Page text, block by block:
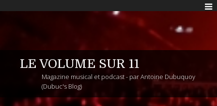
LE VOLUME SUR 11
Magazine musical et podcast - par Antoine Dubuquoy
(Dubuc's Blog)